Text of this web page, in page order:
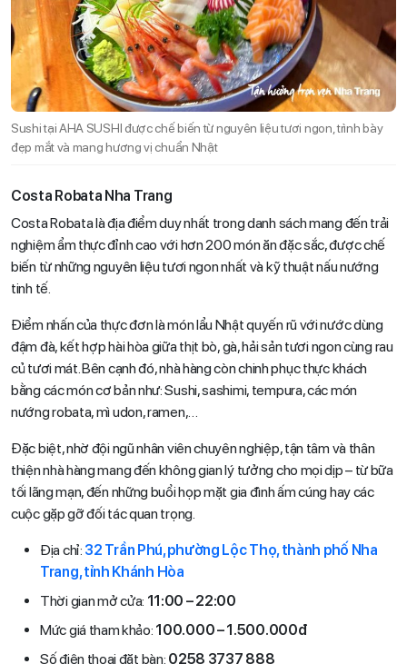
Sushi tại AHA SUSHI được chế biến từ nguyên liệu tươi ngon, trình bày
đẹp mắt và mang hương vị chuẩn Nhật
Costa Robata Nha Trang
Costa Robata là địa điểm duy nhất trong danh sách mang đến trải
nghiệm ẩm thực đỉnh cao với hơn 200 món ăn đặc sắc, được chế
biến từ những nguyên liệu tươi ngon nhất và kỹ thuật nấu nướng
tinh tế.
Điểm nhấn của thực đơn là món lẩu Nhật quyến rũ với nước dùng
đậm đà, kết hợp hài hòa giữa thịt bò, gà, hải sản tươi ngon cùng rau
củ tươi mát. Bên cạnh đó, nhà hàng còn chinh phục thực khách
bằng các món cơ bản như: Sushi, sashimi, tempura, các món
nướng robata, mì udon, ramen,…
Đặc biệt, nhờ đội ngũ nhân viên chuyên nghiệp, tận tâm và thân
thiện nhà hàng mang đến không gian lý tưởng cho mọi dịp – từ bữa
tối lãng mạn, đến những buổi họp mặt gia đình ấm cúng hay các
cuộc gặp gỡ đối tác quan trọng.
Địa chỉ: 32 Trần Phú, phường Lộc Thọ, thành phố Nha
Trang, tỉnh Khánh Hòa
Thời gian mở cửa: 11:00 – 22:00
Mức giá tham khảo: 100.000 – 1.500.000đ
Số điện thoại đặt bàn: 0258 3737 888